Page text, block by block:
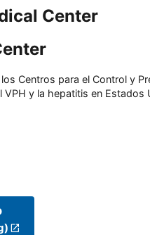
Center
Centros para el Control y
VPH y la hepatitis en